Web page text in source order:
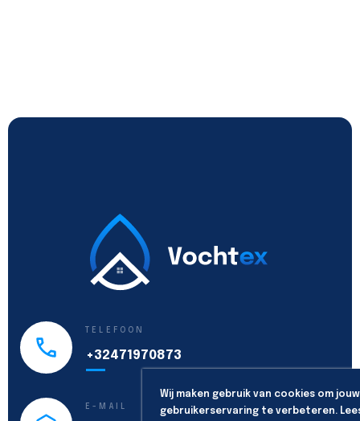
TELEFOON
+32471970873
E-MAIL
Wij maken gebruik van cookies om jouw
gebruikerservaring te verbeteren.